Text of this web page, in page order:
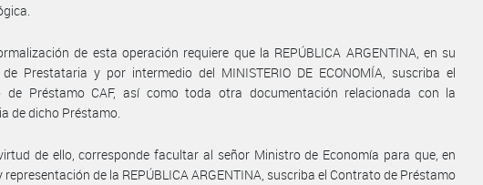
de esta operación requiere que la REPÚBLICA ARGENTINA, en su
Prestataria y por intermedio del MINISTERIO DE ECONOMÍA, suscriba el
de Préstamo CAF, así como toda otra documentación relacionada con la
de dicho Préstamo.
de ello, corresponde facultar al señor Ministro de Economía para que, en
representación de la REPÚBLICA ARGENTINA, suscriba el Contrato de Préstamo